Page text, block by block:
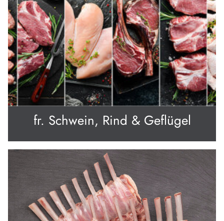
fr. Schwein, Rind & Geflügel